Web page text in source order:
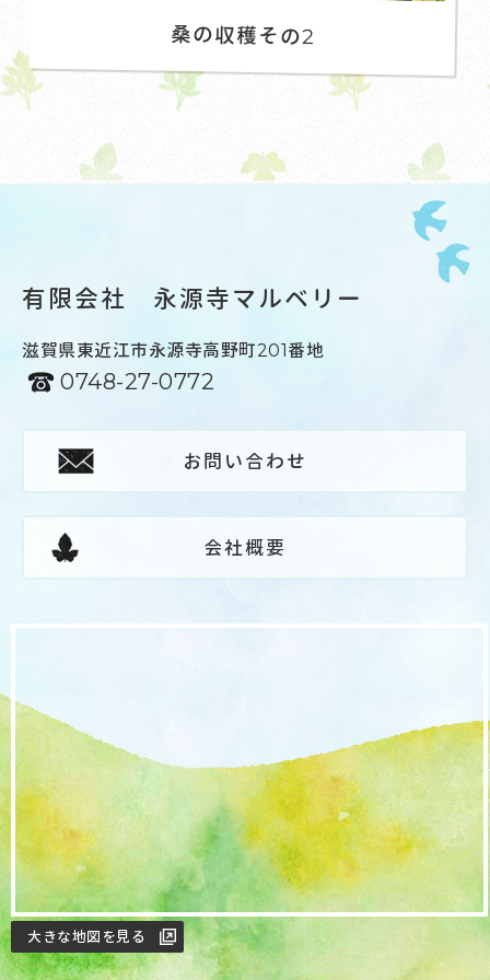
桑の収穫その2
大きな地図を見る
有限会社 永源寺マルベリー
滋賀県東近江市永源寺高野町201番地
0748-27-0772
会社概要
お問い合わせ